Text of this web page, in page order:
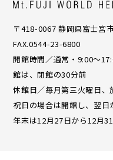
〒418-0067 静岡県富士
FAX.0544-23-6800
開館時間／通常・9:00〜
館は、閉館の30分前
休館日／毎月第三火曜日
祝日の場合は開館し、翌日
年末は12月27日から12月